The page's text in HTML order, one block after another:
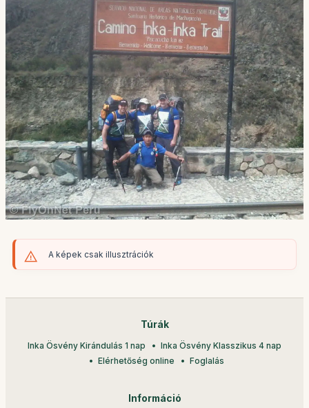
A képek csak illusztrációk
Túrák
Inka Ösvény Kirándulás 1 nap
Inka Ösvény Klasszikus 4 nap
Elérhetőség online
Foglalás
Információ